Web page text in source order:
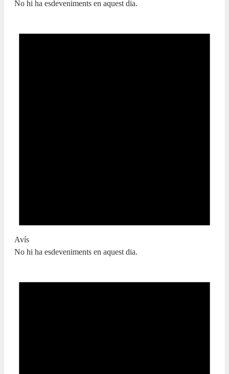
No hi ha esdeveniments en aquest dia.
Avís
No hi ha esdeveniments en aquest dia.